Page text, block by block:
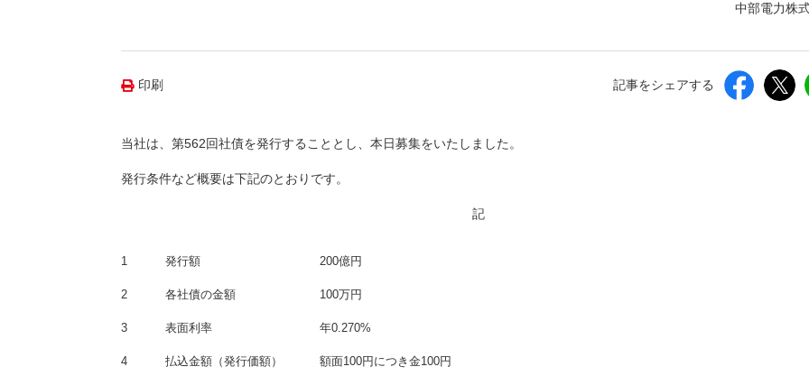
中部電力株
印刷 記事をシェアする
当社は、第562回社債を発行することとし、本日募集をいたしました。
発行条件など概要は下記のとおりです。
記
1 発行額 200億円
2 各社債の金額 100万円
3 表面利率 年0.270%
4 払込金額（発行価額） 額面100円につき金100円